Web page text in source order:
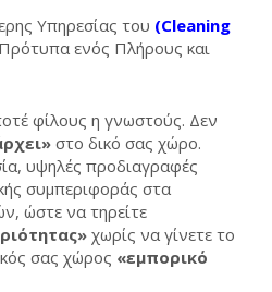
Υπηρεσίας του (Cleaning
ενός Πλήρους και
φίλους η γνωστούς. Δεν
στο δικό σας χώρο.
υψηλές προδιαγραφές
συμπεριφοράς στα
ώστε να τηρείτε
χωρίς να γίνετε το
σας χώρος «εμπορικό